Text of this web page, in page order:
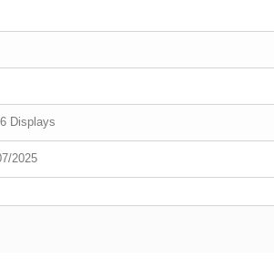
Displays
2025